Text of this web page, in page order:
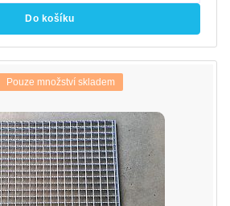
Do košíku
Pouze množství skladem